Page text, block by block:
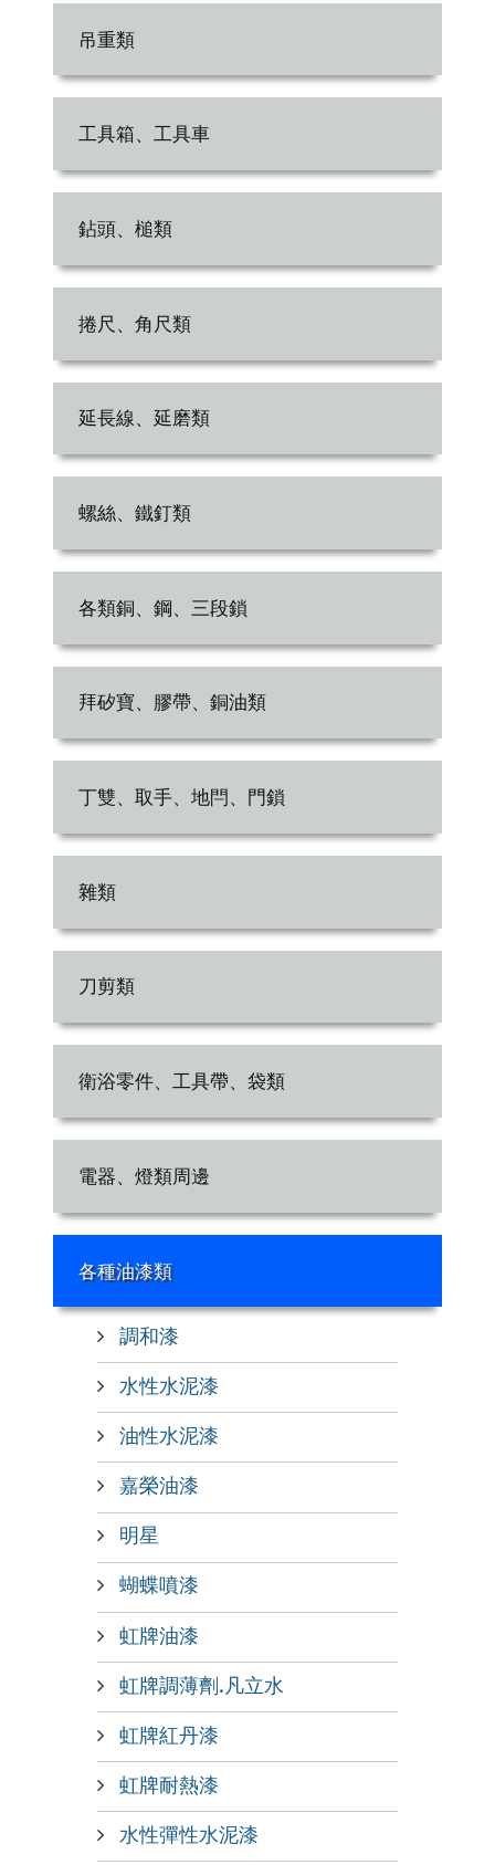
吊重類
工具箱、工具車
鉆頭、槌類
捲尺、角尺類
延長線、延磨類
螺絲、鐵釘類
各類銅、鋼、三段鎖
拜矽寶、膠帶、銅油類
丁雙、取手、地閂、門鎖
雜類
刀剪類
衛浴零件、工具帶、袋類
電器、燈類周邊
各種油漆類
調和漆
水性水泥漆
油性水泥漆
嘉榮油漆
明星
蝴蝶噴漆
虹牌油漆
虹牌調薄劑.凡立水
虹牌紅丹漆
虹牌耐熱漆
水性彈性水泥漆